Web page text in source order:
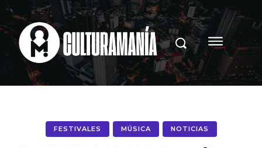
FESTIVALES MÚSICA NOTICIAS